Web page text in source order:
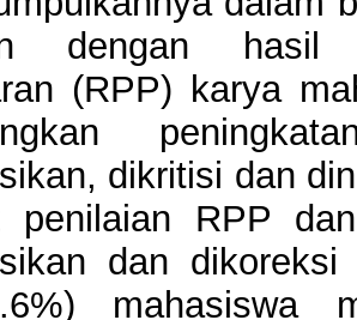
dengan hasil
(RPP) karya
dikritisi dan
penilaian RPP
dan
mahasiswa